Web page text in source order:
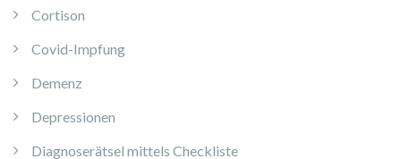
Cortison
Covid-Impfung
Demenz
Depressionen
Diagnoserätsel mittels Checkliste